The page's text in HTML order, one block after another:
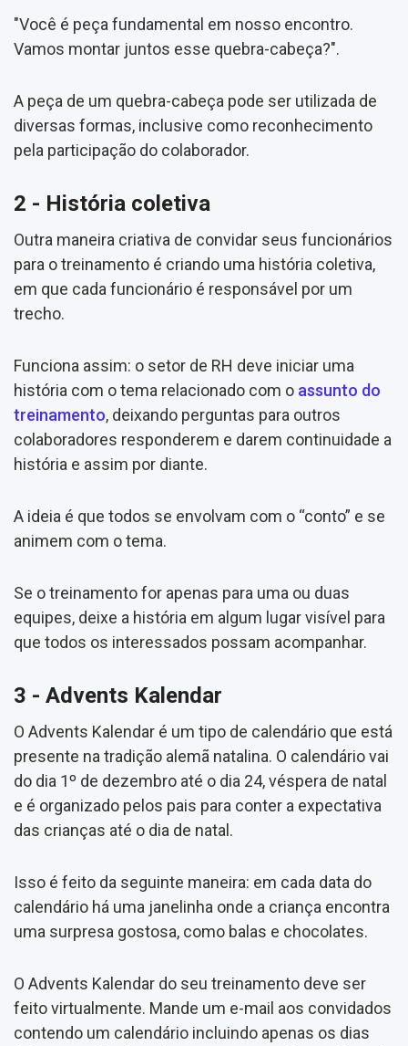
"Você é peça fundamental em nosso encontro.
Vamos montar juntos esse quebra-cabeça?".
A peça de um quebra-cabeça pode ser utilizada de
diversas formas, inclusive como reconhecimento
pela participação do colaborador.
2 - História coletiva
Outra maneira criativa de convidar seus funcionários
para o treinamento é criando uma história coletiva,
em que cada funcionário é responsável por um
trecho.
Funciona assim: o setor de RH deve iniciar uma
história com o tema relacionado com o assunto do
treinamento, deixando perguntas para outros
colaboradores responderem e darem continuidade a
história e assim por diante.
A ideia é que todos se envolvam com o “conto” e se
animem com o tema.
Se o treinamento for apenas para uma ou duas
equipes, deixe a história em algum lugar visível para
que todos os interessados possam acompanhar.
3 - Advents Kalendar
O Advents Kalendar é um tipo de calendário que está
presente na tradição alemã natalina. O calendário vai
do dia 1º de dezembro até o dia 24, véspera de natal
e é organizado pelos pais para conter a expectativa
das crianças até o dia de natal.
Isso é feito da seguinte maneira: em cada data do
calendário há uma janelinha onde a criança encontra
uma surpresa gostosa, como balas e chocolates.
O Advents Kalendar do seu treinamento deve ser
feito virtualmente. Mande um e-mail aos convidados
contendo um calendário incluindo apenas os dias